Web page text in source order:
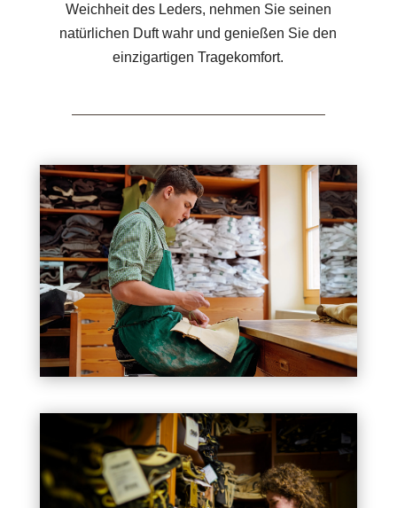
Weichheit des Leders, nehmen Sie seinen
natürlichen Duft wahr und genießen Sie den
einzigartigen Tragekomfort.